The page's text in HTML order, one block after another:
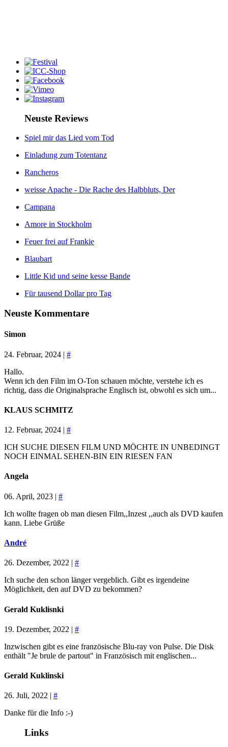
Neuste Reviews
Spiel mir das Lied vom Tod
Einladung zum Totentanz
Rancheros
weisse Apache - Die Rache des Halbbluts, Der
Campana
Amore in Stockholm
Feuer frei auf Frankie
Blaubart
Little Kid und seine kesse Bande
Für tausend Dollar pro Tag
Neuste Kommentare
Simon
24. Februar, 2024 | #
Hallo.
Wenn ich den Film im O-Ton schauen möchte, verstehe ich es
richtig, dass die Originalsprache Englisch ist, obwohl es sich um...
KLAUS SCHMITZ
12. Februar, 2024 | #
ICH SUCHE DIESEN FILM UND MÖCHTE IN UNBEDINGT
NOCH EINMAL SEHEN-BIN EIN RIESEN FAN
Angela
06. April, 2023 | #
Ich wollte fragen ob man diesen Film,,Inzest ,,auch als DVD kaufen
kann. Liebe Grüße
André
26. Dezember, 2022 | #
Ich suche den schon länger vergeblich. Gibt es irgendeine
Möglichkeit, den auf DVD zu bekommen?
Gerald Kuklisnki
19. Dezember, 2022 | #
Inzwischen gibt es eine französische Blu-ray von Pulse. Die Disk
enthält "Je brule de partout" in Französisch mit englischen...
Gerald Kuklinski
26. Juli, 2022 | #
Danke für die Info :-)
Links